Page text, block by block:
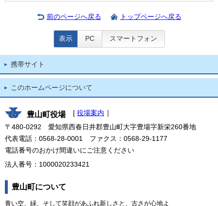
前のページへ戻る トップページへ戻る
表示 PC スマートフォン
携帯サイト
このホームページについて
豊山町役場 [ 役場案内 ］
〒480-0292 愛知県西春日井郡豊山町大字豊場字新栄260番地
代表電話：0568-28-0001 ファクス：0568-29-1177
電話番号のおかけ間違いにご注意ください
法人番号：1000020233421
豊山町について
青い空、緑、そして笑顔があふれ新しさと、古さが心地よ